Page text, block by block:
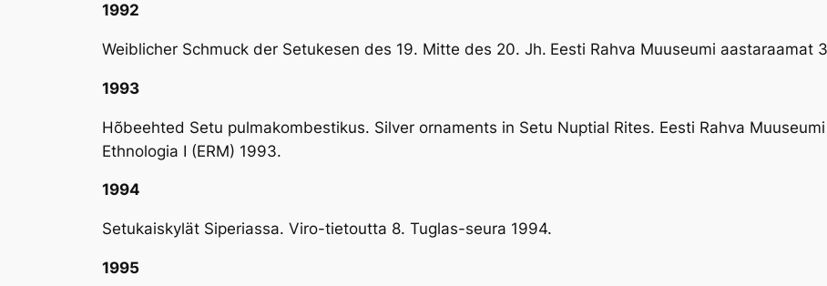
1992
Weiblicher Schmuck der Setukesen des 19. Mitte des 20. Jh. Eesti Rahva Muuseumi aastaraamat
1993
Hõbeehted Setu pulmakombestikus. Silver ornaments in Setu Nuptial Rites. Eesti Rahva
Ethnologia I (ERM) 1993.
1994
Setukaiskylät Siperiassa. Viro-tietoutta 8. Tuglas-seura 1994.
1995